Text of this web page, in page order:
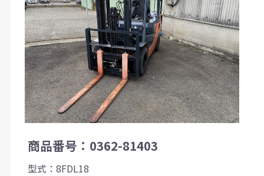
商品番号：0362-81403
型式：8FDL18